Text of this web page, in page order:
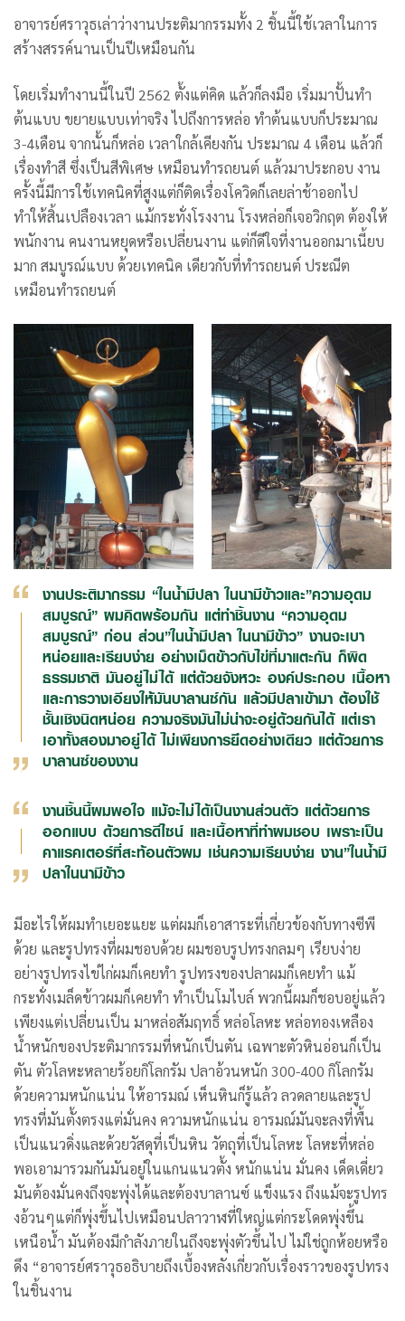
อาจารย์ศราวุธเล่าว่างานประติมากรรมทั้ง 2 ชิ้นนี้ใช้เวลาในการ
สร้างสรรค์นานเป็นปีเหมือนกัน
โดยเริ่มทำงานนี้ในปี 2562 ตั้งแต่คิด แล้วก็ลงมือ เริ่มมาปั้นทำ
ต้นแบบ ขยายแบบเท่าจริง ไปถึงการหล่อ ทำต้นแบบก็ประมาณ
3-4เดือน จากนั้นก็หล่อ เวลาใกล้เคียงกัน ประมาณ 4 เดือน แล้วก็
เรื่องทำสี ซึ่งเป็นสีพิเศษ เหมือนทำรถยนต์ แล้วมาประกอบ งาน
ครั้งนี้มีการใช้เทคนิคที่สูงแต่ก็ติดเรื่องโควิดก็เลยล่าช้าออกไป
ทำให้สิ้นเปลืองเวลา แม้กระทั่งโรงงาน โรงหล่อก็เจอวิกฤต ต้องให้
พนักงาน คนงานหยุดหรือเปลี่ยนงาน แต่ก็ดีใจที่งานออกมาเนี้ยบ
มาก สมบูรณ์แบบ ด้วยเทคนิค เดียวกับที่ทำรถยนต์ ประณีต
เหมือนทำรถยนต์
งานประติมากรรม “ในน้ำมีปลา ในนามีข้าวและ”ความอุดม
สมบูรณ์” ผมคิดพร้อมกัน แต่ทำชิ้นงาน “ความอุดม
สมบูรณ์” ก่อน ส่วน”ในน้ำมีปลา ในนามีข้าว” งานจะเบา
หน่อยและเรียบง่าย อย่างเม็ดข้าวกับไข่ที่มาแตะกัน ก็ผิด
ธรรมชาติ มันอยู่ไม่ได้ แต่ด้วยจังหวะ องค์ประกอบ เนื้อหา
และการวางเอียงให้มันบาลานซ์กัน แล้วมีปลาเข้ามา ต้องใช้
ชั้นเชิงนิดหน่อย ความจริงมันไม่น่าจะอยู่ด้วยกันได้ แต่เรา
เอาทั้งสองมาอยู่ได้ ไม่เพียงการยึดอย่างเดียว แต่ด้วยการ
บาลานซ์ของงาน
งานชิ้นนี้ผมพอใจ แม้จะไม่ได้เป็นงานส่วนตัว แต่ด้วยการ
ออกแบบ ด้วยการดีไซน์ และเนื้อหาที่ทำผมชอบ เพราะเป็น
คาแรคเตอร์ที่สะท้อนตัวผม เช่นความเรียบง่าย งาน”ในน้ำมี
ปลาในนามีข้าว
มีอะไรให้ผมทำเยอะแยะ แต่ผมก็เอาสาระที่เกี่ยวข้องกับทางซีพี
ด้วย และรูปทรงที่ผมชอบด้วย ผมชอบรูปทรงกลมๆ เรียบง่าย
อย่างรูปทรงไข่ไก่ผมก็เคยทำ รูปทรงของปลาผมก็เคยทำ แม้
กระทั่งเมล็ดข้าวผมก็เคยทำ ทำเป็นโมไบล์ พวกนี้ผมก็ชอบอยู่แล้ว
เพียงแต่เปลี่ยนเป็น มาหล่อสัมฤทธิ์ หล่อโลหะ หล่อทองเหลือง
น้ำหนักของประติมากรรมที่หนักเป็นตัน เฉพาะตัวหินอ่อนก็เป็น
ตัน ตัวโลหะหลายร้อยกิโลกรัม ปลาอ้วนหนัก 300-400 กิโลกรัม
ด้วยความหนักแน่น ให้อารมณ์ เห็นหินก็รู้แล้ว ลวดลายและรูป
ทรงที่มันตั้งตรงแต่มั่นคง ความหนักแน่น อารมณ์มันจะลงที่พื้น
เป็นแนวดิ่งและด้วยวัสดุที่เป็นหิน วัตถุที่เป็นโลหะ โลหะที่หล่อ
พอเอามารวมกันมันอยู่ในแกนแนวตั้ง หนักแน่น มั่นคง เด็ดเดี่ยว
มันต้องมั่นคงถึงจะพุ่งได้และต้องบาลานซ์ แข็งแรง ถึงแม้จะรูปทร
งอ้วนๆแต่ก็พุ่งขึ้นไปเหมือนปลาวาฬที่ใหญ่แต่กระโดดพุ่งขึ้น
เหนือน้ำ มันต้องมีกำลังภายในถึงจะพุ่งตัวขึ้นไป ไม่ใช่ถูกห้อยหรือ
ดึง “อาจารย์ศราวุธอธิบายถึงเบื้องหลังเกี่ยวกับเรื่องราวของรูปทรง
ในชิ้นงาน